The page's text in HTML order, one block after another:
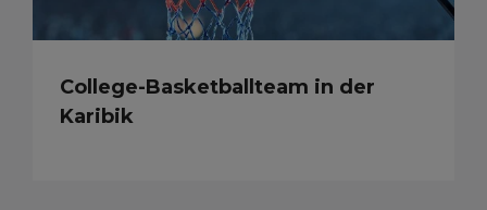
College-Basketballteam in der
Karibik